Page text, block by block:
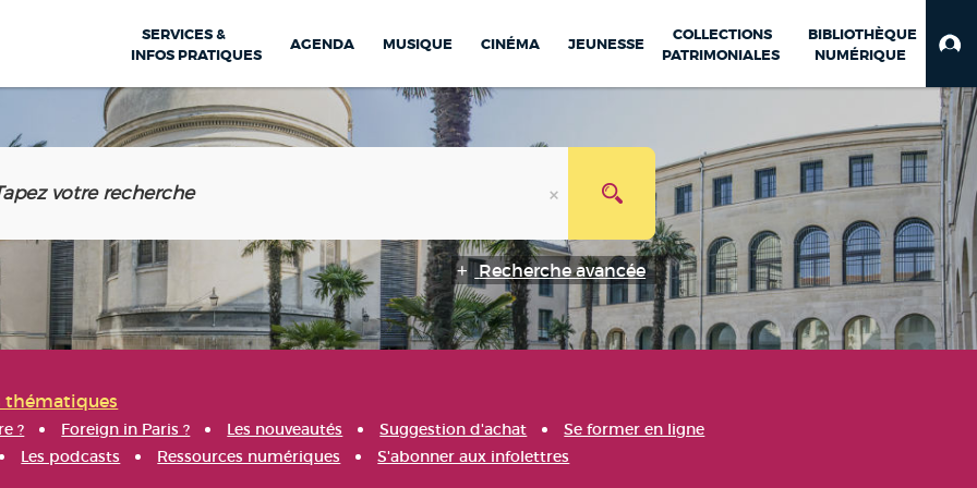
SERVICES &
INFOS PRATIQUES
AGENDA MUSIQUE CINÉMA JEUNESSE
COLLECTIONS
PATRIMONIALES
BIBLIOTHÈQUE
NUMÉRIQUE
Recherche avancée
thématiques
? Foreign in Paris ? Les nouveautés Suggestion d'achat
Se former en ligne
Les podcasts Ressources numériques S'abonner aux infolettres